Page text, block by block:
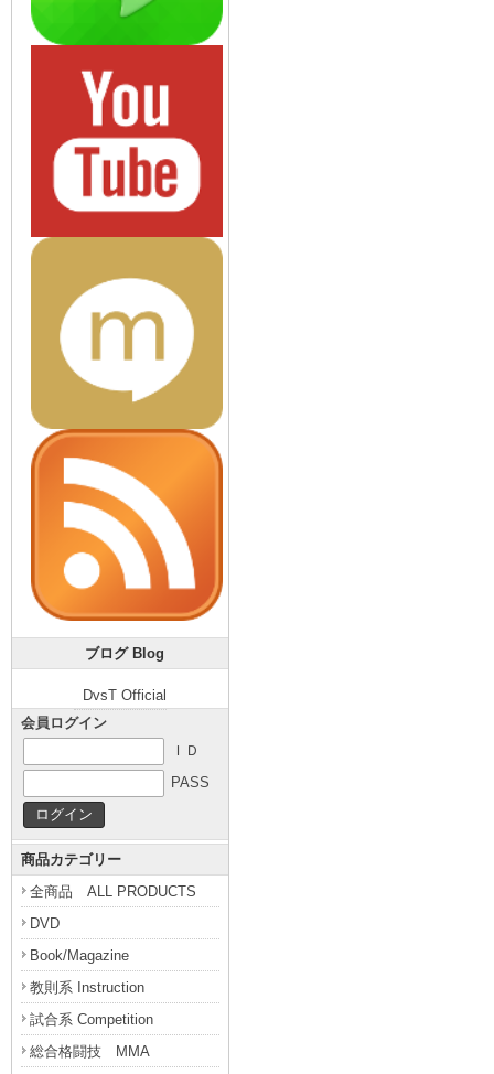
ブログ Blog
DvsT Official
会員ログイン
ＩＤ
PASS
商品カテゴリー
全商品 ALL PRODUCTS
DVD
Book/Magazine
教則系 Instruction
試合系 Competition
総合格闘技 MMA